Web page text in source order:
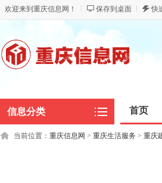
欢迎来到重庆信息网！ 保存到桌面 快
信息分类 首页
当前位置： 重庆信息网 > 重庆生活服务 > 重庆